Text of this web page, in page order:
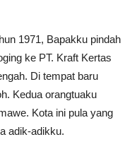
1971, Bapakku pindah
ke PT. Kraft Kertas
Di tempat baru
Kedua orangtuaku
Kota ini pula yang
adik-adikku.